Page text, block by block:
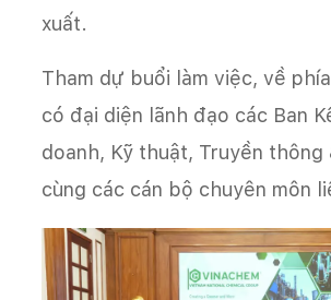
xuất.
Tham dự buổi làm việc, về
có đại diện lãnh đạo các Ban
doanh, Kỹ thuật, Truyền thông
cùng các cán bộ chuyên môn